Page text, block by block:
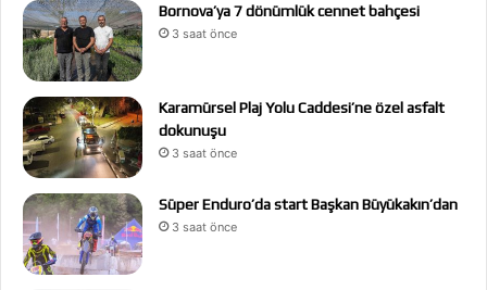
Bornova’ya 7 dönümlük cennet bahçesi
3 saat önce
Karamürsel Plaj Yolu Caddesi’ne özel asfalt
dokunuşu
3 saat önce
Süper Enduro’da start Başkan Büyükakın’dan
3 saat önce